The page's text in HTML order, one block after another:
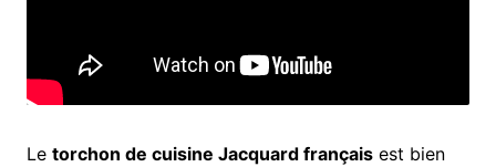
Le torchon de cuisine Jacquard françaisest bien